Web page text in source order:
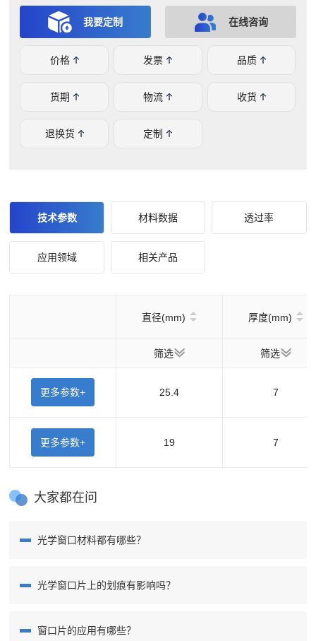
仪、分光光度计、偏心仪、测角仪等，作为光学元件厂家，
还可以根据需求为您定制不同形状规格的光学元件，如您有
任何问题或需求，欢迎在线咨询。
我要定制 在线咨询
价格 发票 品质
货期 物流 收货
退换货 定制
技术参数 材料数据 透过率
应用领域 相关产品
直径(mm) 厚度(mm)
筛选 筛选
更多参数+ 25.4 7
更多参数+ 19 7
大家都在问
光学窗口材料都有哪些？
光学窗口片上的划痕有影响吗？
窗口片的应用有哪些？